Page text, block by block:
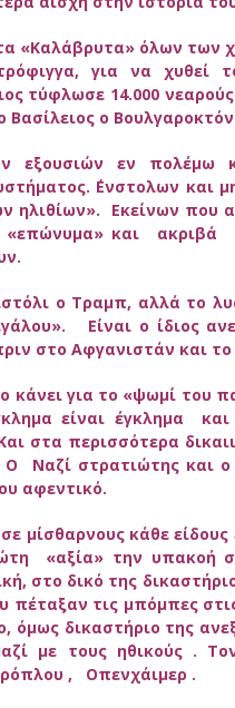
«Καλάβρυτα» όλων των
για να χυθεί
τύφλωσε 14.000
ο
εξουσιών εν πολέμω
΄Ενστολων και
ηλιθίων». Εκείνων που
«επώνυμα» και ακριβά
ο Τραμπ, αλλά το
Είναι ο ίδιος
στο Αφγανιστάν και το
κάνει για το «ψωμί του
είναι έγκλημα
στα περισσότερα
Ο Ναζί στρατιώτης
αφεντικό.
μίσθαρνους κάθε
«αξία» την υπακοή
στο δικό της
πέταξαν τις μπόμπες
δικαστήριο της
με τους ηθικούς .
, Οπενχάιμερ .